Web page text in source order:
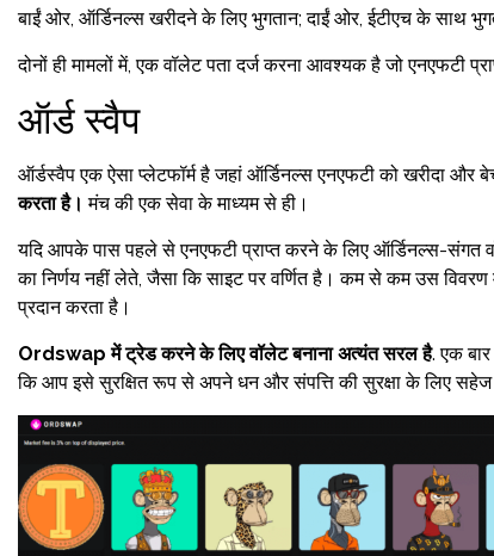
बाईं ओर, ऑर्डिनल्स खरीदने के लिए भुगतान; दाईं ओर, ईटीएच के साथ
दोनों ही मामलों में, एक वॉलेट पता दर्ज करना आवश्यक है जो एनएफटी
ऑर्ड स्वैप
ऑर्डस्वैप एक ऐसा प्लेटफॉर्म है जहां ऑर्डिनल्स एनएफटी को खरीदा और
करता है।मंच की एक सेवा के माध्यम से ही।
यदि आपके पास पहले से एनएफटी प्राप्त करने के लिए ऑर्डिनल्स-
का निर्णय नहीं लेते, जैसा कि साइट पर वर्णित है। कम से कम उस
प्रदान करता है।
Ordswap में ट्रेड करने के लिए वॉलेट बनाना अत्यंत सरल है. एक
कि आप इसे सुरक्षित रूप से अपने धन और संपत्ति की सुरक्षा के लिए